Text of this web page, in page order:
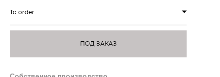
To order
ПОД ЗАКАЗ